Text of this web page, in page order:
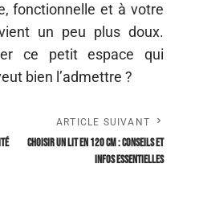
fonctionnelle et à votre
un peu plus doux.
ce petit espace qui
bien l’admettre ?
ARTICLE SUIVANT
Choisir un lit en 120 cm : conseils et
infos essentielles